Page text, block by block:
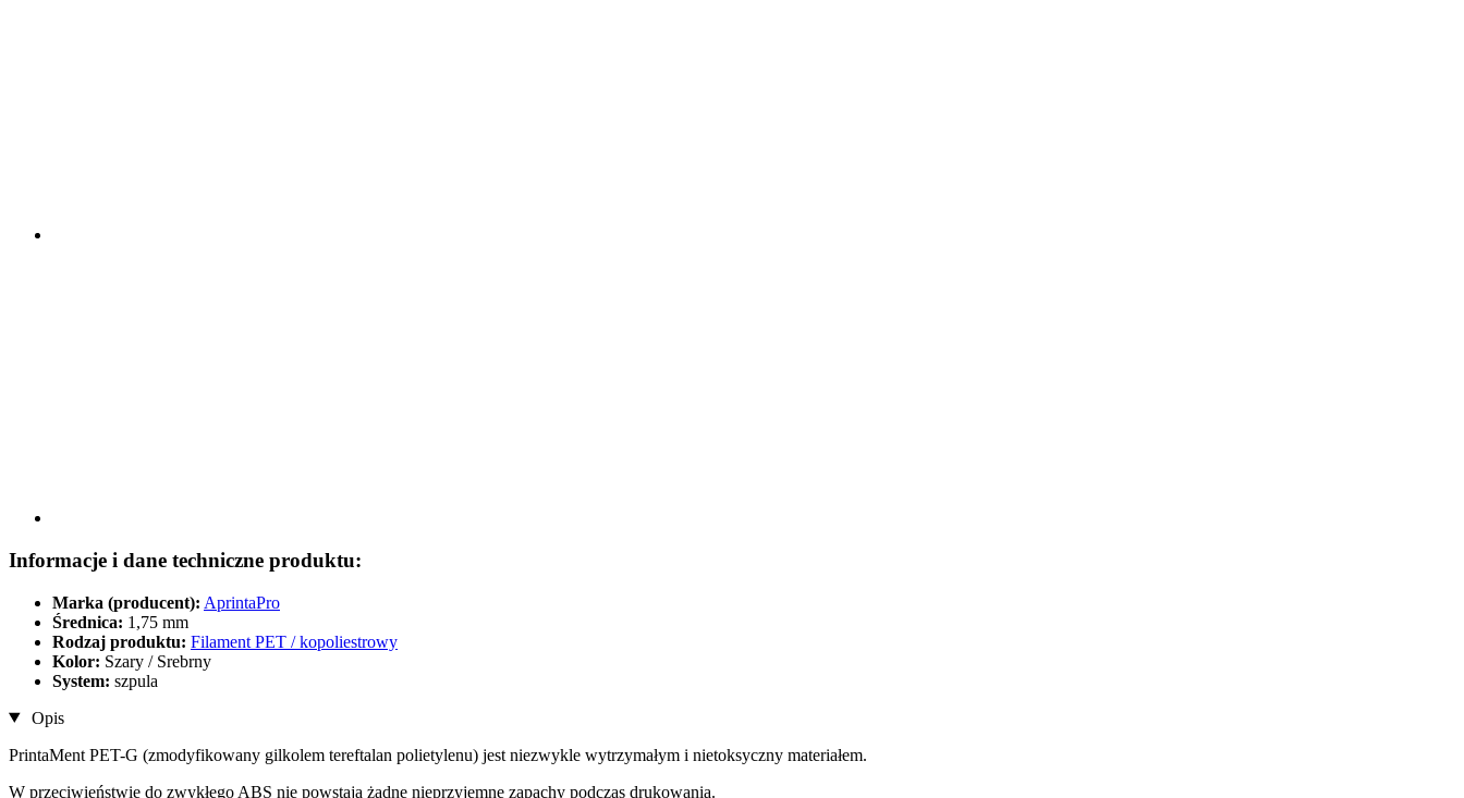
Informacje i dane techniczne produktu:
Marka (producent): AprintaPro
Średnica: 1,75 mm
Rodzaj produktu: Filament PET / kopoliestrowy
Kolor: Szary / Srebrny
System: szpula
Opis
PrintaMent PET-G (zmodyfikowany gilkolem tereftalan polietylenu) jest niezwykle wytrzymałym i nietoksyczny materiałem.
W przeciwieństwie do zwykłego ABS nie powstają żadne nieprzyjemne zapachy podczas drukowania.